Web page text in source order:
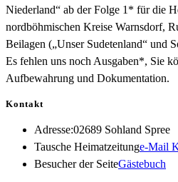
Niederland“ ab der Folge 1* für die
nordböhmischen Kreise Warnsdorf,
Beilagen („Unser Sudetenland“ und
Es fehlen uns noch Ausgaben*, Sie
Aufbewahrung und Dokumentation.
Kontakt
Adresse:02689 Sohland Spree
Tausche Heimatzeitunge-Mail
Besucher der SeiteGästebuch